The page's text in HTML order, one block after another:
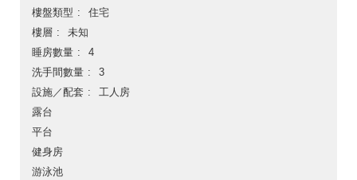
樓盤類型
住宅
樓層
未知
睡房數量
4
洗手間數量
3
設施／配套
工人房
露台
平台
健身房
游泳池